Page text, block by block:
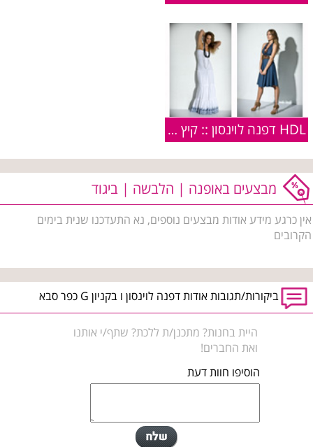
HDL דפנה לוינסון :: קיץ 2009
מבצעים באופנה | הלבשה | ביגוד
אין כרגע מידע אודות מבצעים נוספים, נא התעדכנו שנית בימים
הקרובים
ביקורות/תגובות אודות דפנה לוינסון ו בקניון G כפר סבא
היית בחנות? מתכנן/ת ללכת? שתף/י אותנו
ואת החברים!
הוסיפו חוות דעת